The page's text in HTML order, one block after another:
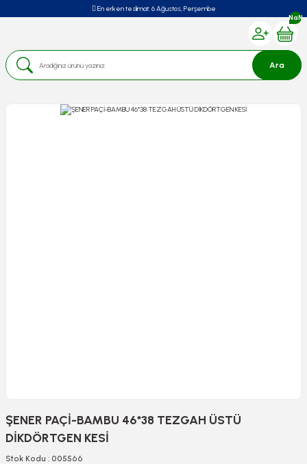
En erken teslimat: 6 Ağustos, Perşembe
Ara
NaN
ŞENER PAÇİ-BAMBU 46*38 TEZGAH ÜSTÜ
DİKDÖRTGEN KESİ
Stok Kodu : 005566